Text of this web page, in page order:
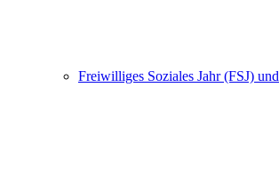
Freiwilliges Soziales Jahr (FSJ) und